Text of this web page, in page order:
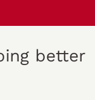
better